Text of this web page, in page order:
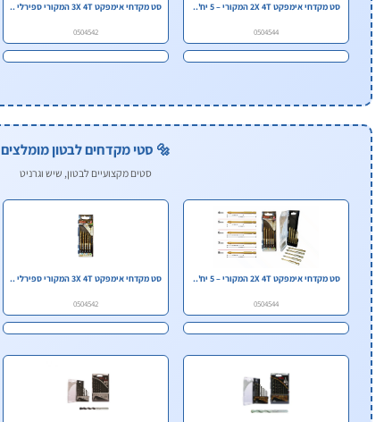
סט מקדחי אימפקט 2X 4T המקורי – 5 יח'..
0504544
סט מקדחי אימפקט 3X 4T המקורי ספירלי ..
0504542
🔩 סטי מקדחים לבטון מומלצים
סטים מקצועיים לבטון, שיש וגרניט
סט מקדחי אימפקט 2X 4T המקורי – 5 יח'..
0504544
סט מקדחי אימפקט 3X 4T המקורי ספירלי ..
0504542